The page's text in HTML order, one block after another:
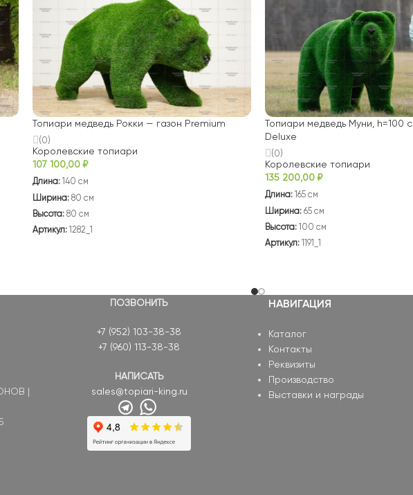
Топиари медведь Рокки — газон Premium
(0)
Королевские топиари
107 100,00₽
Длина: 140 см
Ширина: 80 см
Высота: 80 см
Артикул: 1282_1
Топиари медведь Муни, h=100
Deluxe
(0)
Королевские топиари
135 200,00₽
Длина: 165 см
Ширина: 65 см
Высота: 100 см
Артикул: 1191_1
|
ПОЗВОНИТЬ
+7 (952) 103-38-38
+7 (960) 113-38-38
НАПИСАТЬ
sales@topiari-king.ru
НАВИГАЦИЯ
Каталог
Контакты
Реквизиты
Производство
Выставки и награды